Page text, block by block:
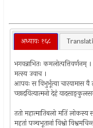
अध्यायः १६८
भगवन्नाभितः कमलोत्पत्तिवर्णनम् ।
मत्स्य उवाच ।
आपवः स विभुर्भूत्वा चारयामास वै
च्छादयित्यात्मनो देहं
ततो महात्मातिबलो मतिं लोकस्य
महतां पञ्चभूतानां विश्वो